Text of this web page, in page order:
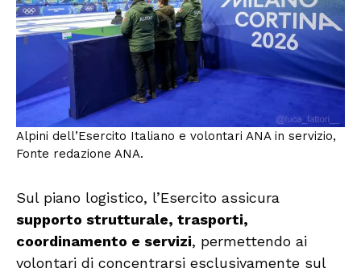
Alpini dell’Esercito Italiano e volontari ANA in servizio,
Fonte redazione ANA.
Sul piano logistico, l’Esercito assicura
supporto strutturale, trasporti,
coordinamento e servizi, permettendo ai
volontari di concentrarsi esclusivamente sul